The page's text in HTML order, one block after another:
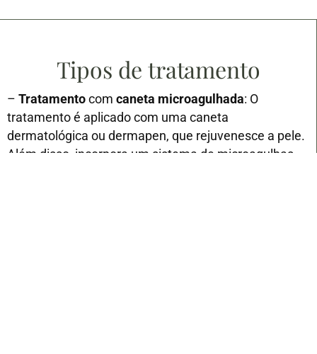
Tipos de tratamento
– Tratamentocom caneta microagulhada: O
tratamento é aplicado com uma caneta
dermatológica ou dermapen, que rejuvenesce a pele.
Além disso, incorpora um sistema de microagulhas